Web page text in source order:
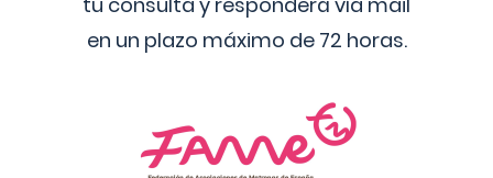
en un plazo máximo de 72 horas.